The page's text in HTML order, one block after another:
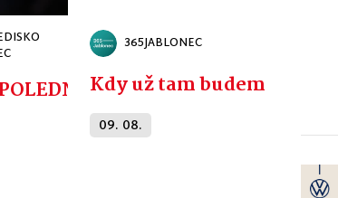
JUNÁK NEJEN JAKO
365JABLONEC
Kdy už tam budem
09. 08.